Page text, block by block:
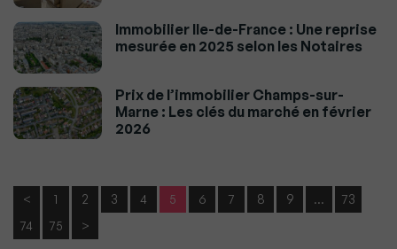
Immobilier Ile-de-France : Une reprise
mesurée en 2025 selon les Notaires
Prix de l’immobilier Champs-sur-
Marne : Les clés du marché en février
2026
< 1 2 3 4 5 6 7 8 9 …
73
74
75 >